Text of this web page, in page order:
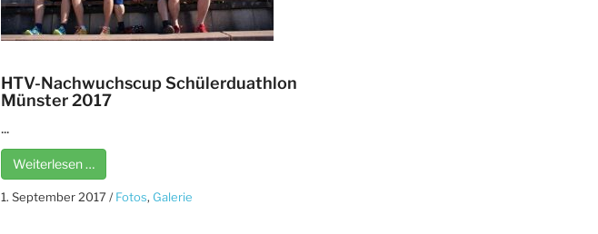
HTV-Nachwuchscup Schülerduathlon
Münster 2017
...
Weiterlesen …
1. September 2017/Fotos, Galerie